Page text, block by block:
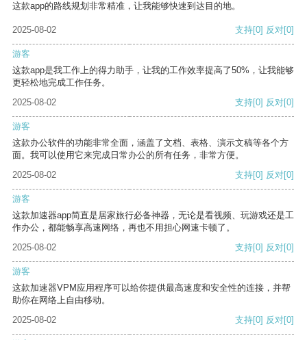
这款app的路线规划非常精准，让我能够快速到达目的地。
2025-08-02 支持[0] 反对[0]
游客
这款app是我工作上的得力助手，让我的工作效率提高了50%，让我能够
更轻松地完成工作任务。
2025-08-02
支持[0] 反对[0]
游客
这款办公软件的功能非常全面，涵盖了文档、表格、演示文稿等各个方
面。我可以使用它来完成日常办公的所有任务，非常方便。
2025-08-02
支持[0] 反对[0]
游客
这款加速器app简直是居家旅行必备神器，无论是看视频、玩游戏还是工
作办公，都能畅享高速网络，再也不用担心网速卡顿了。
2025-08-02
支持[0] 反对[0]
游客
这款加速器VPM应用程序可以给你提供最高速度和安全性的连接，并帮
助你在网络上自由移动。
2025-08-02
支持[0] 反对[0]